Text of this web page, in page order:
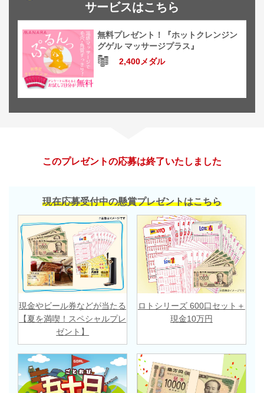
サービスはこちら
無料プレゼント！『ホットクレンジン
グゲル マッサージプラス』
2,400メダル
このプレゼントの応募は終了いたしました
現在応募受付中の懸賞プレゼントはこちら
現金やビール券などが当たる
【夏を満喫！スペシャルプレ
ゼント】
ロトシリーズ 600口セット＋
現金10万円